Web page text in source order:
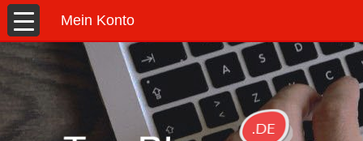
Mein Konto